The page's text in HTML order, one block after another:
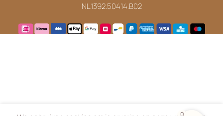
NL.1392.50414.B02
0